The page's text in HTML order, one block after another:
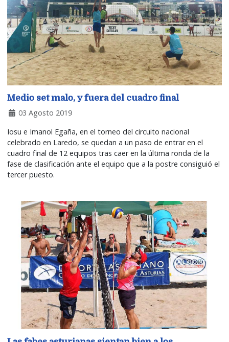
Medio set malo, y fuera del cuadro final
03 Agosto 2019
Iosu e Imanol Egaña, en el torneo del circuito nacional
celebrado en Laredo, se quedan a un paso de entrar en el
cuadro final de 12 equipos tras caer en la última ronda de la
fase de clasificación ante el equipo que a la postre consiguió el
tercer puesto.